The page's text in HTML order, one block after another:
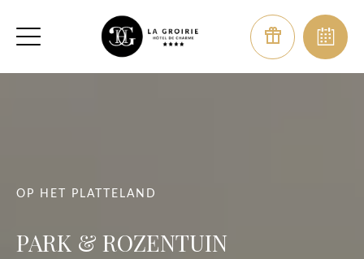
OP HET PLATTELAND
PARK & ​​ROZENTUIN